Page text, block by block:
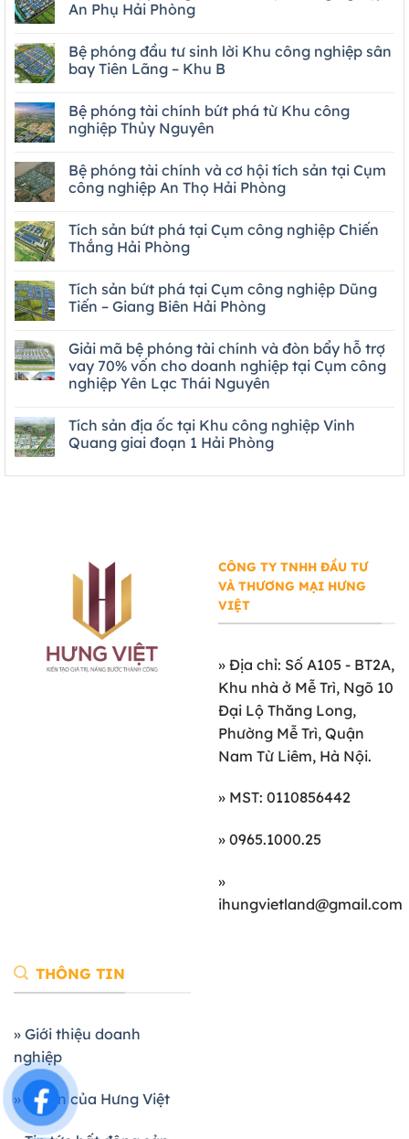
An Phụ Hải Phòng
Bệ phóng đầu tư sinh lời Khu công nghiệp sân
bay Tiên Lãng – Khu B
Bệ phóng tài chính bứt phá từ Khu công
nghiệp Thủy Nguyên
Bệ phóng tài chính và cơ hội tích sản tại Cụm
công nghiệp An Thọ Hải Phòng
Tích sản bứt phá tại Cụm công nghiệp Chiến
Thắng Hải Phòng
Tích sản bứt phá tại Cụm công nghiệp Dũng
Tiến – Giang Biên Hải Phòng
Giải mã bệ phóng tài chính và đòn bẩy hỗ trợ
vay 70% vốn cho doanh nghiệp tại Cụm công
nghiệp Yên Lạc Thái Nguyên
Tích sản địa ốc tại Khu công nghiệp Vinh
Quang giai đoạn 1 Hải Phòng
CÔNG TY TNHH ĐẦU TƯ
VÀ THƯƠNG MẠI HƯNG
VIỆT
» Địa chỉ: Số A105 - BT2A,
Khu nhà ở Mễ Trì, Ngõ 10
Đại Lộ Thăng Long,
Phường Mễ Trì, Quận
Nam Từ Liêm, Hà Nội.
» MST: 0110856442
» 0965.1000.25
»
ihungvietland@gmail.com
THÔNG TIN
» Giới thiệu doanh
nghiệp
» Dự án của Hưng Việt